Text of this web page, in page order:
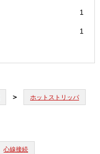
1
1
ホットストリッパ
心線接続